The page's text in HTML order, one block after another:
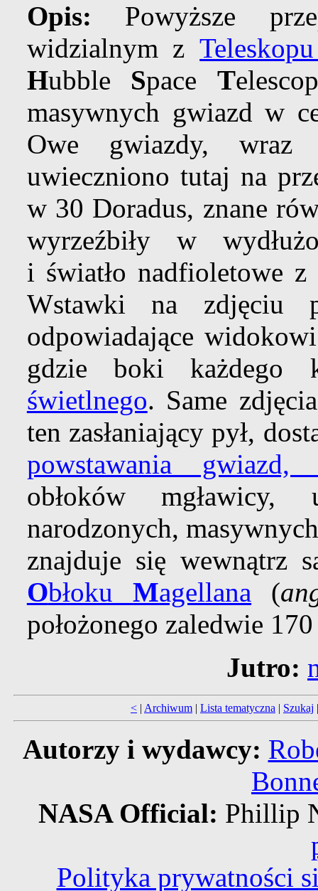
Opis: Powyższe
widzialnym z
Hubble SpaceT
masywnych gwiazd w
Owe gwiazdy, wraz
uwieczniono tutaj na
w 30 Doradus, znane
wyrzeźbiły w
i światło nadfioletowe
Wstawki na zdjęciu
odpowiadające
gdzie boki każdego
świetlnego. Same
ten zasłaniający pył,
powstawania gwiazd,
obłoków mgławicy,
narodzonych,
znajduje się wewnątrz
ObłokuMagellana (
położonego zaledwie
Jutro:
< | Archiwum | Lista tematyczna | Szukaj
Autorzy i wydawcy:
NASA Official: Phillip
Polityka prywatności